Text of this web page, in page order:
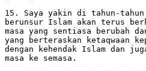
15. Saya yakin di tahun-tahun
berunsur Islam akan terus
masa yang sentiasa berubah
yang berteraskan ketaqwaan
dengan kehendak Islam dan
masa ke semasa.